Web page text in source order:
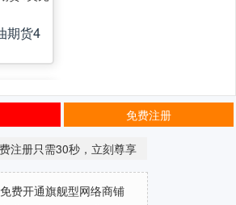
期货4
免费注册
注册只需30秒，立刻尊享
免费开通旗舰型网络商铺